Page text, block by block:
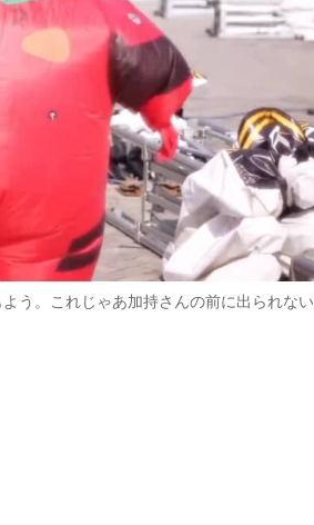
う。これじゃあ加持さんの前に出られない